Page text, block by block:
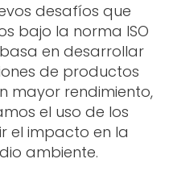
desafíos que
bajo la norma ISO
basa en desarrollar
de productos
mayor rendimiento,
el uso de los
el impacto en la
ambiente.